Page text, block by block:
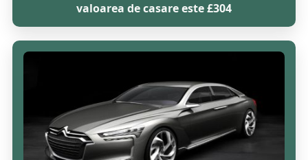
valoarea de casare este £304